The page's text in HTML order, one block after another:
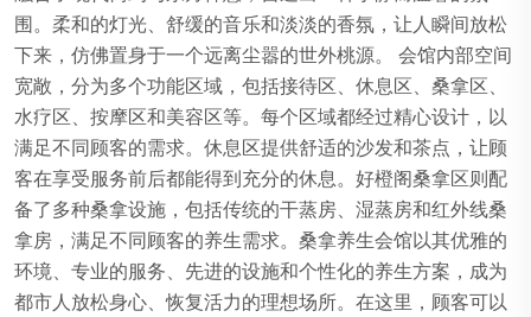
围。柔和的灯光、舒缓的音乐和淡淡的香氛，让人瞬间放松
下来，仿佛置身于一个远离尘嚣的世外桃源。 会馆内部空间
宽敞，分为多个功能区域，包括接待区、休息区、桑拿区、
水疗区、按摩区和美容区等。每个区域都经过精心设计，以
满足不同顾客的需求。休息区提供舒适的沙发和茶点，让顾
客在享受服务前后都能得到充分的休息。好橙阁桑拿区则配
备了多种桑拿设施，包括传统的干蒸房、湿蒸房和红外线桑
拿房，满足不同顾客的养生需求。桑拿养生会馆以其优雅的
环境、专业的服务、先进的设施和个性化的养生方案，成为
都市人放松身心、恢复活力的理想场所。在这里，顾客可以